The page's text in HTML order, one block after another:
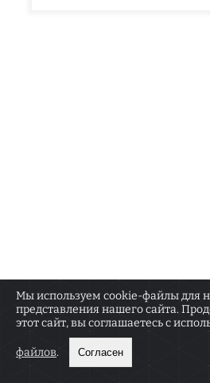
О РЕДАКЦИИ
18+
Сетевое издание
информационных
коммуникаций
Мы используем cookie-файлы для
представления нашего сайта.
этот сайт, вы соглашаетесь с
файлов. Согласен